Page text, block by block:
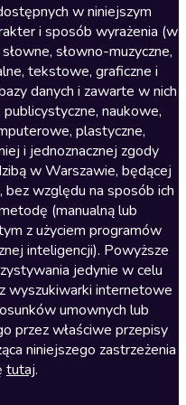
w niniejszym
i sposób wyrażenia (w
słowno-muzyczne,
tekstowe, graficzne i
danych i zawarte w nich
naukowe,
plastyczne,
i jednoznacznej zgody
w Warszawie, będącej
bez względu na sposób ich
(manualną lub
z użyciem programów
inteligencji). Powyższe
jedynie w celu
wyszukiwarki internetowe
umownych lub
przez właściwe przepisy
niniejszego zastrzeżenia
tutaj.